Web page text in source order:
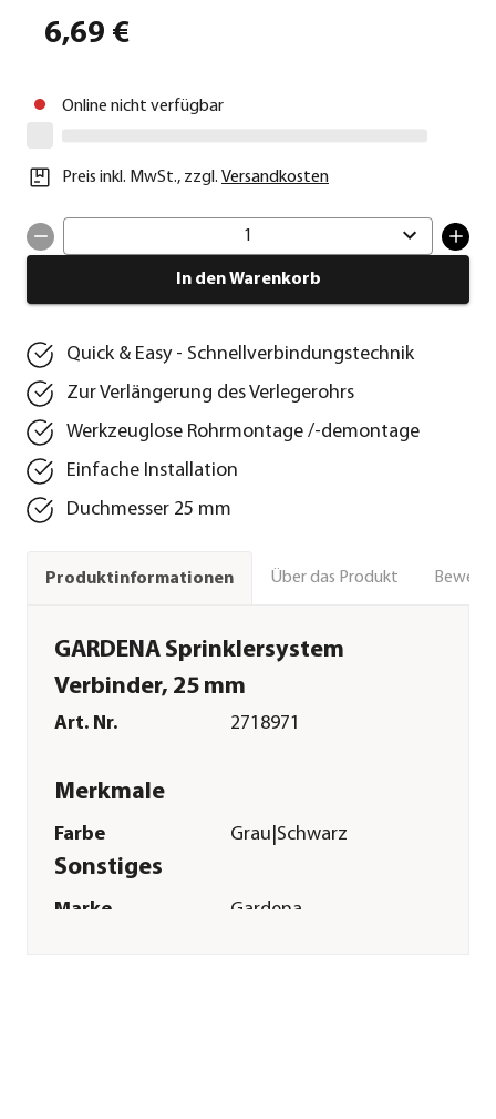
6,69 €
Online nicht verfügbar
Preis inkl. MwSt., zzgl. Versandkosten
1
In den Warenkorb
Quick & Easy - Schnellverbindungstechnik
Zur Verlängerung des Verlegerohrs
Werkzeuglose Rohrmontage /-demontage
Einfache Installation
Duchmesser 25 mm
Produktinformationen Über das Produkt
GARDENA Sprinklersystem
Verbinder, 25 mm
Art. Nr. 2718971
Merkmale
Farbe Grau|Schwarz
Sonstiges
Marke Gardena